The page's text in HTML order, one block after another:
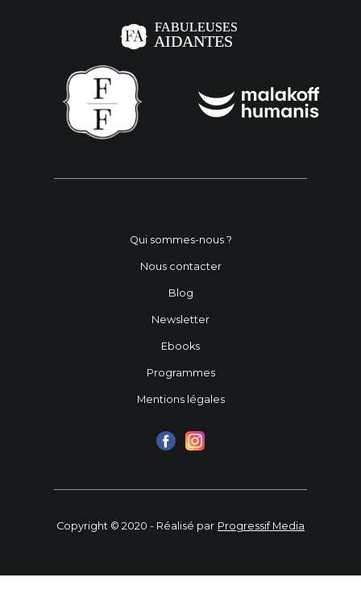
Qui sommes-nous ?
Nous contacter
Blog
Newsletter
Ebooks
Programmes
Mentions légales
Copyright © 2020 - Réalisé par Progressif Media